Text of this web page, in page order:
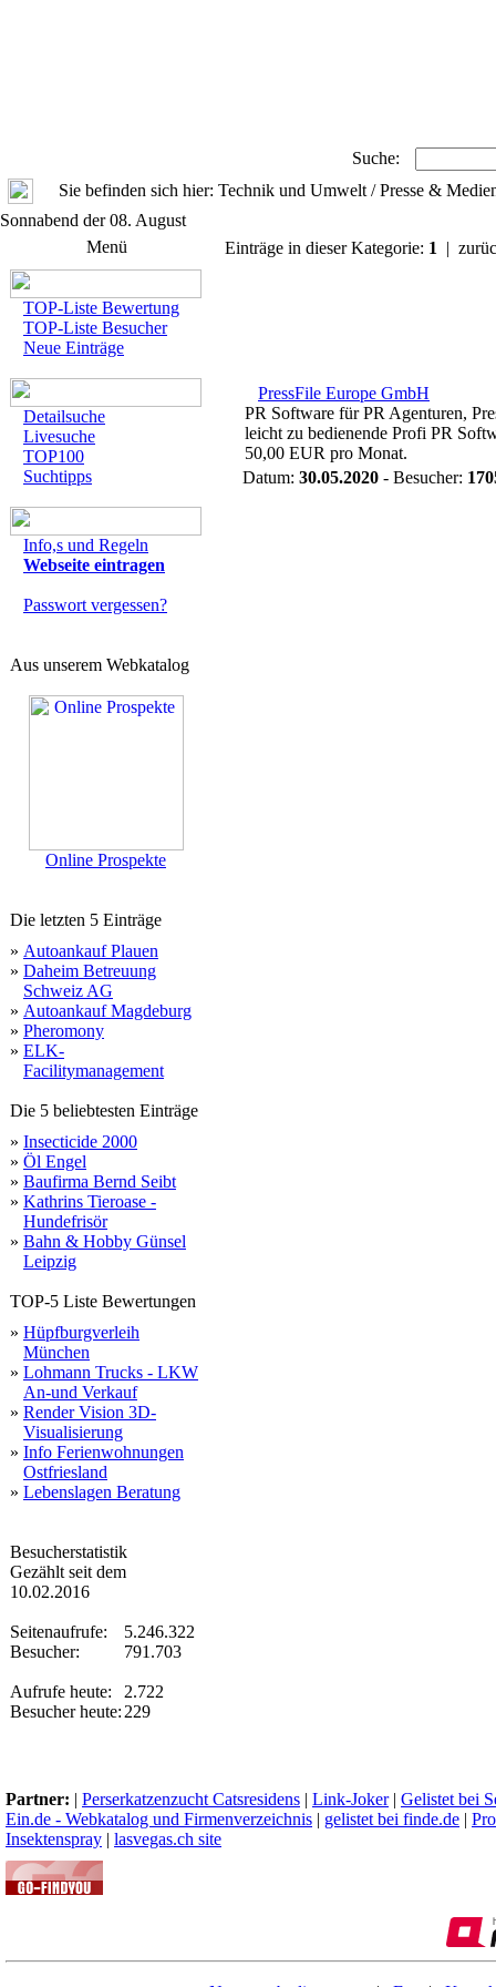
Suche:
Sie befinden sich hier: Technik und Umwelt / Presse &
Sonnabend der 08. August
Menü
TOP-Liste Bewertung
TOP-Liste Besucher
Neue Einträge
Detailsuche
Livesuche
TOP100
Suchtipps
Info,s und Regeln
Webseite eintragen
Passwort vergessen?
Aus unserem Webkatalog
Online Prospekte
Die letzten 5 Einträge
» Autoankauf Plauen
» Daheim Betreuung
Schweiz AG
» Autoankauf Magdeburg
» Pheromony
» ELK-
Facilitymanagement
Die 5 beliebtesten Einträge
» Insecticide 2000
» Öl Engel
» Baufirma Bernd Seibt
» Kathrins Tieroase -
Hundefrisör
» Bahn & Hobby Günsel
Leipzig
TOP-5 Liste Bewertungen
» Hüpfburgverleih
München
» Lohmann Trucks - LKW
An-und Verkauf
» Render Vision 3D-
Visualisierung
» Info Ferienwohnungen
Ostfriesland
» Lebenslagen Beratung
Besucherstatistik
Gezählt seit dem
10.02.2016
Seitenaufrufe:
Besucher:
Aufrufe heute:
Besucher heute:
5.246.322
791.703
2.722
229
Einträge in dieser Kategorie: 1 |
PressFile Europe GmbH
PR Software für PR Agenturen,
leicht zu bedienende Profi PR
50,00 EUR pro Monat.
Datum: 30.05.2020 - Besucher:
Partner: | Perserkatzenzucht Catsresidens | Link-Joker| Gelistet bei
Ein.de - Webkatalog und Firmenverzeichnis | gelistet bei finde.de |
Insektenspray | lasvegas.ch site